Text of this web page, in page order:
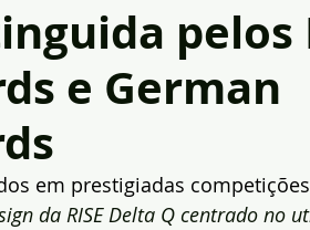
pelos
e German
em prestigiadas
da RISE Delta Q centrado no